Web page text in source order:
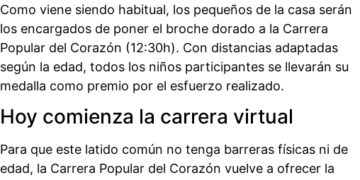
Como viene siendo habitual, los pequeños de la casa serán
los encargados de poner el broche dorado a la Carrera
Popular del Corazón (12:30h). Con distancias adaptadas
según la edad, todos los niños participantes se llevarán su
medalla como premio por el esfuerzo realizado.
Hoy comienza la carrera virtual
Para que este latido común no tenga barreras físicas ni de
edad, la Carrera Popular del Corazón vuelve a ofrecer la